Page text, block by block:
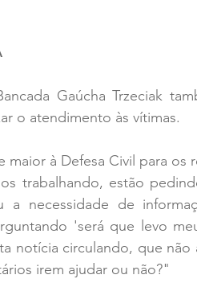
Gaúcha Trzeciak
o atendimento às vítimas.
maior à Defesa Civil para
trabalhando, estão
a necessidade de
'será que levo
notícia circulando, que
irem ajudar ou não?"